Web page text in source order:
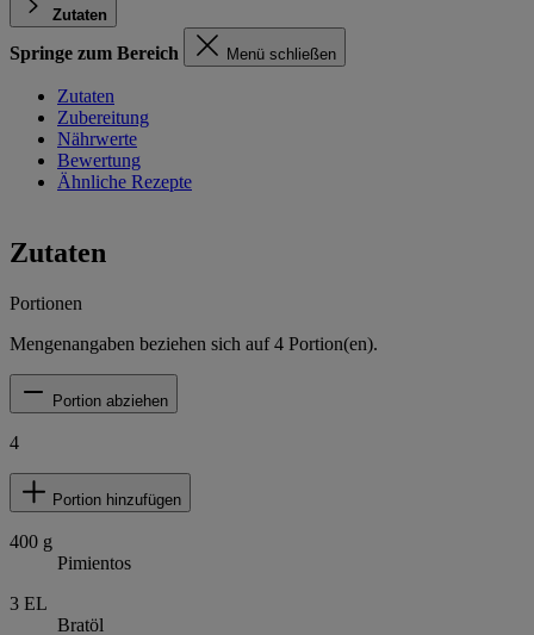
Zutaten
Springe zum Bereich Menü schließen
Zutaten
Zubereitung
Nährwerte
Bewertung
Ähnliche Rezepte
Zutaten
Portionen
Mengenangaben beziehen sich auf4 Portion(en).
Portion abziehen
4
Portion hinzufügen
400 g
Pimientos
3 EL
Bratöl